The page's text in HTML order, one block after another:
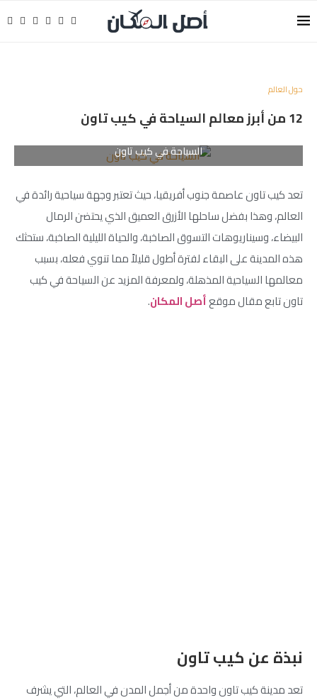
حول العالم
12 من أبرز معالم السياحة في كيب تاون
السياحة في كيب تاون
تعد كيب تاون عاصمة جنوب أفريقيا، حيث تعتبر وجهة سياحية رائدة في
العالم، وهذا بفضل ساحلها الأزرق العميق الذي يحتضن الرمال
البيضاء، وسيناريوهات التسوق الصاخبة، والحياة الليلية الصاخبة، ستحثك
هذه المدينة على البقاء لفترة أطول قليلاً مما تنوي فعله، بسبب
معالمها السياحية المذهلة، ولمعرفة المزيد عن السياحة في كيب
تاون تابع مقال موقعأصل المكان.
نبذة عن كيب تاون
تعد مدينة كيب تاون واحدة من أجمل المدن في العالم، التي يشرف